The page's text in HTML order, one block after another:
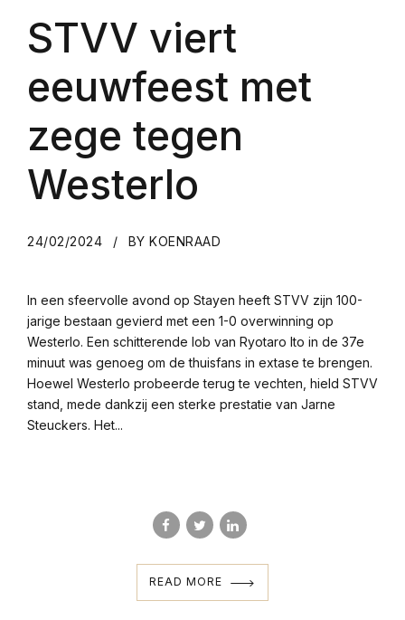
STVV viert
eeuwfeest met
zege tegen
Westerlo
24/02/2024 BY KOENRAAD
In een sfeervolle avond op Stayen heeft STVV zijn 100-
jarige bestaan gevierd met een 1-0 overwinning op
Westerlo. Een schitterende lob van Ryotaro Ito in de 37e
minuut was genoeg om de thuisfans in extase te brengen.
Hoewel Westerlo probeerde terug te vechten, hield STVV
stand, mede dankzij een sterke prestatie van Jarne
Steuckers. Het...
READ MORE